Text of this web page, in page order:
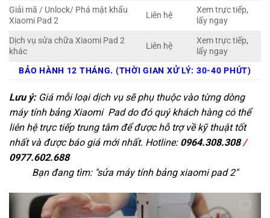
Giải mã / Unlock/ Phá mật khẩu
Xiaomi Pad 2
Liên hệ
Xem trực tiếp,
lấy ngay
Dịch vụ sửa chữa Xiaomi Pad 2
khác
Liên hệ
Xem trực tiếp,
lấy ngay
BẢO HÀNH 12 THÁNG. (THỜI GIAN XỬ LÝ: 30-40 PHÚT)
Lưu ý:Giá mỗi loại dịch vụ sẽ phụ thuộc vào từng dòng
máy tính bảng Xiaomi Pad do đó quý khách hàng có thể
liên hệ trực tiếp trung tâm để được hỗ trợ về kỹ thuật tốt
nhất và được báo giá mới nhất. Hotline: 0964.308.308/
0977.602.688
Bạn đang tìm: "sửa máy tính bảng xiaomi pad 2"